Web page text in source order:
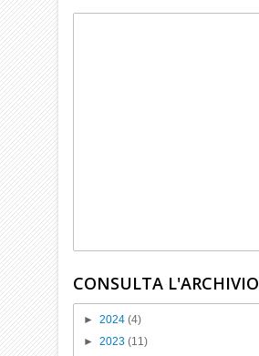
CONSULTA L'ARCHIVIO
►2024(4)
►2023(11)